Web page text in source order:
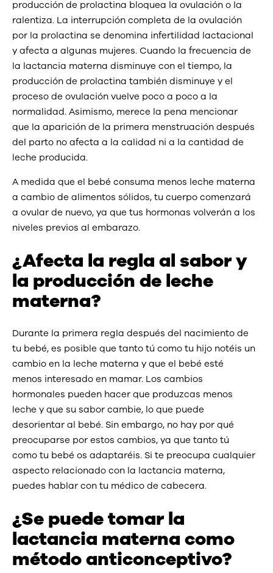
producción de prolactina bloquea la ovulación o la
ralentiza. La interrupción completa de la ovulación
por la prolactina se denomina infertilidad lactacional
y afecta a algunas mujeres. Cuando la frecuencia de
la lactancia materna disminuye con el tiempo, la
producción de prolactina también disminuye y el
proceso de ovulación vuelve poco a poco a la
normalidad. Asimismo, merece la pena mencionar
que la aparición de la primera menstruación después
del parto no afecta a la calidad ni a la cantidad de
leche producida.
A medida que el bebé consuma menos leche materna
a cambio de alimentos sólidos, tu cuerpo comenzará
a ovular de nuevo, ya que tus hormonas volverán a los
niveles previos al embarazo.
¿Afecta la regla al sabor y
la producción de leche
materna?
Durante la primera regla después del nacimiento de
tu bebé, es posible que tanto tú como tu hijo notéis un
cambio en la leche materna y que el bebé esté
menos interesado en mamar. Los cambios
hormonales pueden hacer que produzcas menos
leche y que su sabor cambie, lo que puede
desorientar al bebé. Sin embargo, no hay por qué
preocuparse por estos cambios, ya que tanto tú
como tu bebé os adaptaréis. Si te preocupa cualquier
aspecto relacionado con la lactancia materna,
puedes hablar con tu médico de cabecera.
¿Se puede tomar la
lactancia materna como
método anticonceptivo?